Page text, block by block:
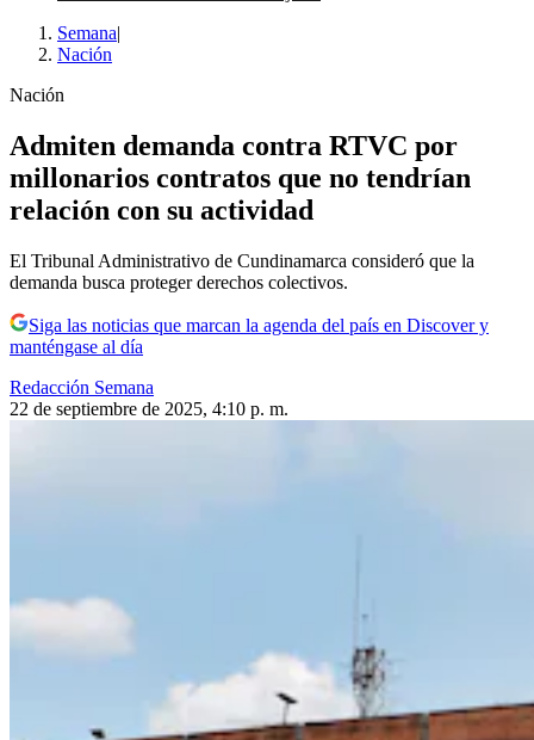
Semana|
Nación
Nación
Admiten demanda contra RTVC por
millonarios contratos que no tendrían
relación con su actividad
El Tribunal Administrativo de Cundinamarca consideró que la
demanda busca proteger derechos colectivos.
Siga las noticias que marcan la agenda del país en Discover y
manténgase al día
Redacción Semana
22 de septiembre de 2025, 4:10 p. m.